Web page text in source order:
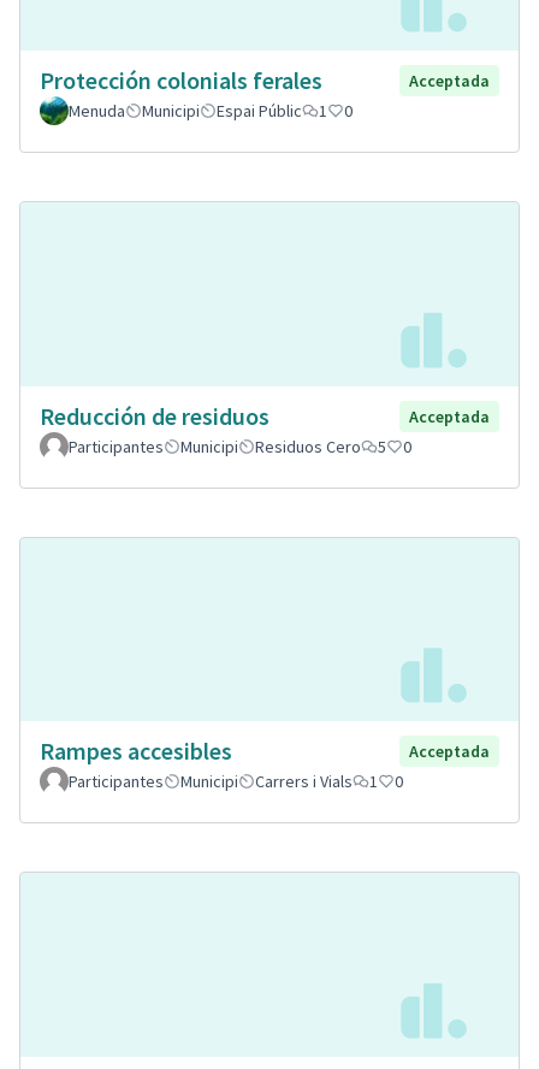
Protección colonials ferales
Acceptada
Menuda
Municipi Espai Públic 1 0
Reducción de residuos
Acceptada
Participantes
Municipi Residuos Cero 5 0
Rampes accesibles
Acceptada
Participantes
Municipi Carrers i Vials 1 0